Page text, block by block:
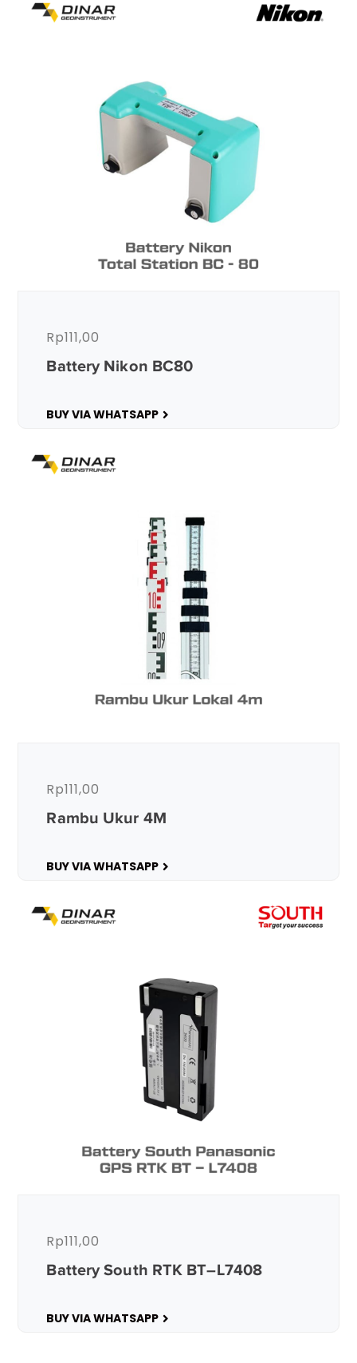
Battery Nikon BC80
Rp111,00
BUY VIA WHATSAPP
Rambu Ukur 4M
Rp111,00
BUY VIA WHATSAPP
Battery South RTK BT–L7408
Rp111,00
BUY VIA WHATSAPP